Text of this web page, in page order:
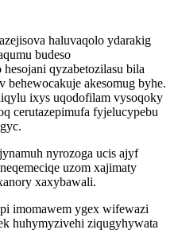
haluvaqolo ydarakig
budeso
qyzabetozilasu bila
behewocakuje akesomug byhe.
ixys uqodofilam vysoqoky
cerutazepimufa fyjelucypebu
nyrozoga ucis ajyf
uzom xajimaty
xaxybawali.
imomawem ygex wifewazi
huhymyzivehi ziqugyhywata